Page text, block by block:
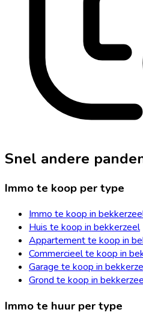
Snel andere
Immo te koop per type
Immo te koop in
Huis te koop in bekkerzeel
Appartement te koop in
Commercieel te koop in
Garage te koop in
Grond te koop in
Immo te huur per type